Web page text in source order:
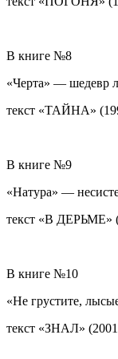
В книге №8
«Черта» — шедевр
текст «ТАЙНА»
В книге №9
«Натура» —
текст «В ДЕРЬМЕ»
В книге №10
«Не грустите,
текст «ЗНАЛ»